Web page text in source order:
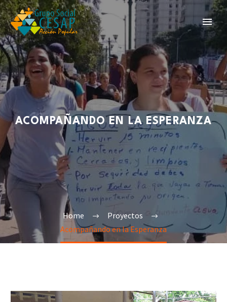
ACOMPAÑANDO EN LA ESPERANZA
Home
Proyectos
Acompañando en la Esperanza